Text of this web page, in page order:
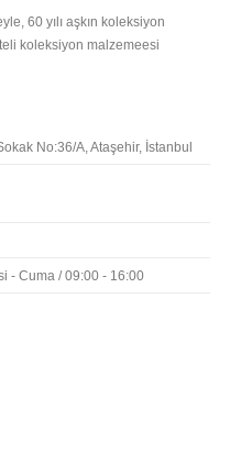
60 yılı aşkın koleksiyon
koleksiyon malzemeesi
No:36/A, Ataşehir, İstanbul
- Cuma / 09:00 - 16:00